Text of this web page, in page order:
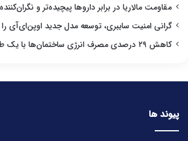
مقاومت مالاریا در برابر داروها پیچیده‌تر و
گرانی امنیت سایبری، توسعه مدل جدید اوپن‌ای‌آی
کاهش ۲۹ درصدی مصرف انرژی ساختمان‌ها با یک طراحی هوشمند
پیوند ها